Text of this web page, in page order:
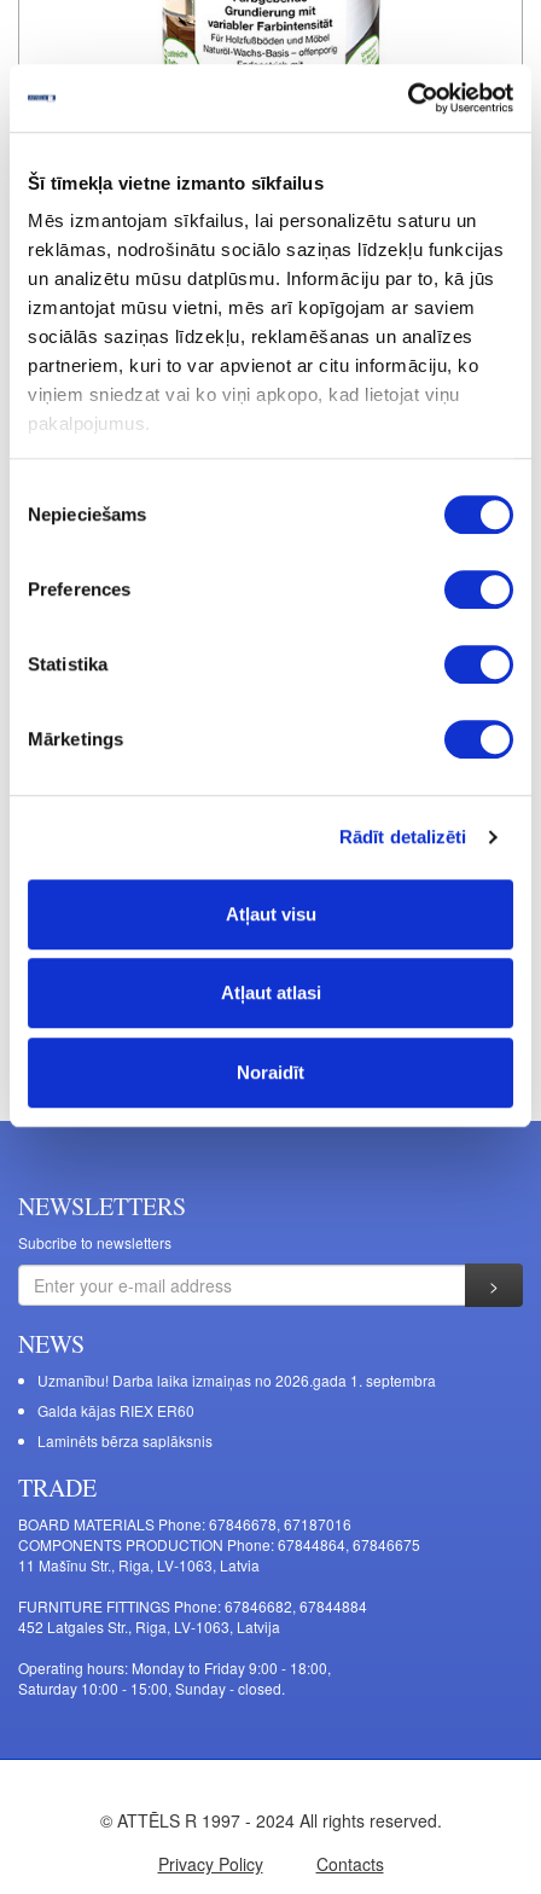
Šī tīmekļa vietne izmanto sīkfailus
Mēs izmantojam sīkfailus, lai personalizētu saturu un
reklāmas, nodrošinātu sociālo saziņas līdzekļu funkcijas
un analizētu mūsu datplūsmu. Informāciju par to, kā jūs
izmantojat mūsu vietni, mēs arī kopīgojam ar saviem
sociālās saziņas līdzekļu, reklamēšanas un analīzes
partneriem, kuri to var apvienot ar citu informāciju, ko
viņiem sniedzat vai ko viņi apkopo, kad lietojat viņu
pakalpojumus.
izvēle
Nepieciešams
Preferences
Statistika
Mārketings
Rādīt detalizēti
Atļaut visu
Atļaut atlasi
Noraidīt
Osmo Öl oil stain 3501, white
Produkta informācijas lapa
Drošības datu lapa
Print
tester
Prices excluding VAT. The indicated prices may be changed
NEWSLETTERS
Subcribe to newsletters
NEWS
Uzmanību! Darba laika izmaiņas no 2026.gada 1. septembra
Galda kājas RIEX ER60
Laminēts bērza saplāksnis
TRADE
BOARD MATERIALS Phone: 67846678, 67187016
COMPONENTS PRODUCTION Phone: 67844864, 67846675
11 Mašīnu Str., Riga, LV-1063, Latvia
FURNITURE FITTINGS Phone: 67846682, 67844884
452 Latgales Str., Riga, LV-1063, Latvija
Operating hours: Monday to Friday 9:00 - 18:00,
Saturday 10:00 - 15:00, Sunday - closed.
© ATTĒLS R 1997 - 2024 All rights reserved.
Privacy Policy
Contacts